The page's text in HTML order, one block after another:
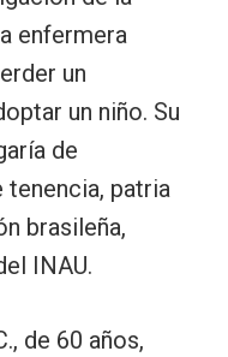
enfermera
un
un niño. Su
de
patria
brasileña,
INAU.
de 60 años,